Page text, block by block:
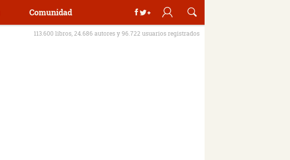
Comunidad
113.600 libros, 24.686 autores y 96.722 usuarios registrados